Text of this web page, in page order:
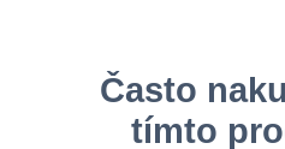
Často
tímto